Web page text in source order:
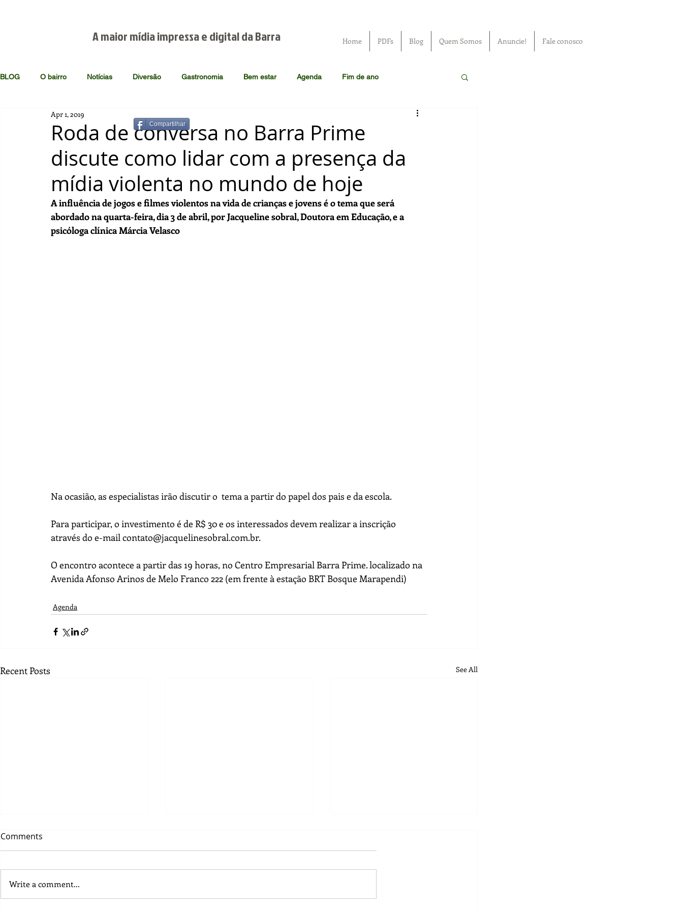
Home PDFs Blog Quem Somos Anuncie! Fale conosco
A maior mídia impressa e digital da Barra
BLOG O bairro Notícias Diversão Gastronomia Bem estar Agenda Fim de ano
Roda de conversa no Barra Prime
discute como lidar com a presença da
mídia violenta no mundo de hoje
Apr 1, 2019
A influência de jogos e filmes violentos na vida de crianças e jovens é o tema que será
abordado na quarta-feira, dia 3 de abril, por Jacqueline sobral, Doutora em Educação, e a
psicóloga clínica Márcia Velasco
Na ocasião, as especialistas irão discutir o  tema a partir do papel dos pais e da escola.
Para participar, o investimento é de R$ 30 e os interessados devem realizar a inscrição
através do e-mail contato@jacquelinesobral.com.br.
O encontro acontece a partir das 19 horas, no Centro Empresarial Barra Prime. localizado na
Avenida Afonso Arinos de Melo Franco 222 (em frente à estação BRT Bosque Marapendi)
Agenda
Recent Posts See All
Comments
Write a comment...
Compartilhar